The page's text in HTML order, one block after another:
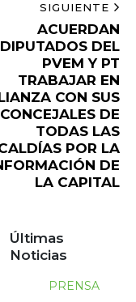
SIGUIENTE
ACUERDAN
DIPUTADOS DEL
PVEM Y PT
TRABAJAR EN
CON SUS
CONCEJALES DE
TODAS LAS
POR LA
DE
LA CAPITAL
Últimas
Noticias
PRENSA